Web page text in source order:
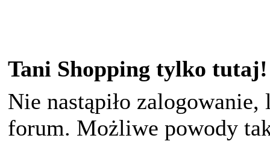
Tani Shopping tylko tutaj!
Nie nastąpiło
forum. Możliwe powody